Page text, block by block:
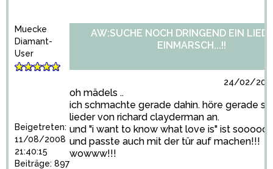
Muecke
Diamant-
User
Beigetreten:
11/08/2008
21:40:15
Beiträge: 897
AW:SUCHE NOCH DRINGEND EIN LIED
EINMARSCH...!!
24/02/
oh mädels ..
ich schmachte gerade dahin. höre gerade
lieder von richard clayderman an.
und "i want to know what love is" ist sooooo
und passte auch mit der tür auf machen!!!
wowww!!!